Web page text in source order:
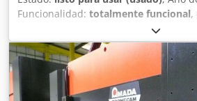
Funcionalidad: totalmente funcional,
Cybelec
trabajo:3.000 mm, fuerza de flexión
distancia entre rodales:2.650 mm,
Fuerza de prensado: 160 t Longitud
Distancia entre montantes: 2.650 mm